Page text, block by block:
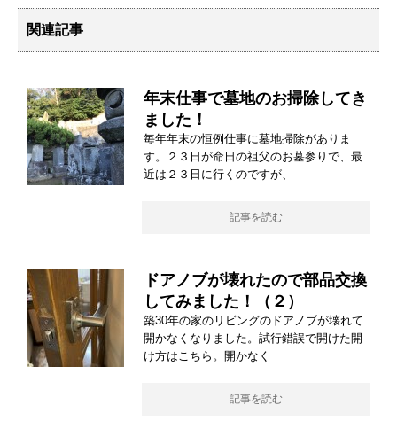
関連記事
年末仕事で墓地のお掃除してき
ました！
毎年年末の恒例仕事に墓地掃除がありま
す。２３日が命日の祖父のお墓参りで、最
近は２３日に行くのですが、
記事を読む
ドアノブが壊れたので部品交換
してみました！（２）
築30年の家のリビングのドアノブが壊れて
開かなくなりました。試行錯誤で開けた開
け方はこちら。開かなく
記事を読む